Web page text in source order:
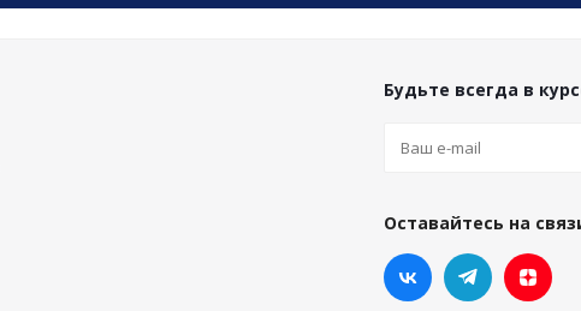
Будьте всегда в
Оставайтесь на